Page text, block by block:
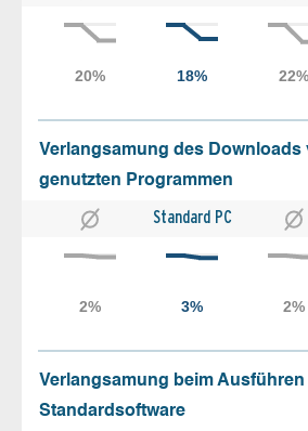
Verlangsamung des Downloads
genutzten Programmen
Standard PC
Verlangsamung beim Ausführen
Standardsoftware